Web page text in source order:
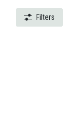
Filters